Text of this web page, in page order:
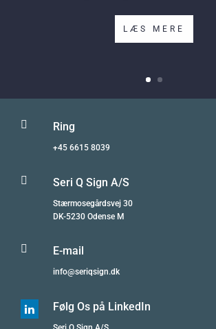
LÆS MERE
 Ring
+45 6615 8039
 Seri Q Sign A/S
Stærmosegårdsvej 30
DK-5230 Odense M
 E-mail
info@seriqsign.dk
 Følg Os på LinkedIn